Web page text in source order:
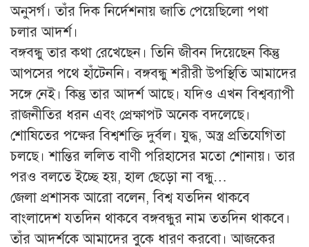
অনুসর্গ। তাঁর দিক নির্দেশনায় জাতি পেয়েছিলো পথা
চলার আদর্শ।
বঙ্গবন্ধু তার কথা রেখেছেন। তিনি জীবন দিয়েছেন কিন্তু
আপসের পথে হাঁটেননি। বঙ্গবন্ধু শরীরী উপস্থিতি আমাদের
সঙ্গে নেই। কিন্তু তার আদর্শ আছে। যদিও এখন বিশ্বব্যাপী
রাজনীতির ধরন এবং প্রেক্ষাপট অনেক বদলেছে।
শোষিতের পক্ষের বিশ্বশক্তি দুর্বল। যুদ্ধ, অস্ত্র প্রতিযেগিতা
চলছে। শান্তির ললিত বাণী পরিহাসের মতো শোনায়। তার
পরও বলতে ইচ্ছে হয়, হাল ছেড়ো না বন্ধু…
জেলা প্রশাসক আরো বলেন, বিশ্ব যতদিন থাকবে
বাংলাদেশ যতদিন থাকবে বঙ্গবন্ধুর নাম ততদিন থাকবে।
তাঁর আদর্শকে আমাদের বুকে ধারণ করবো। আজকের